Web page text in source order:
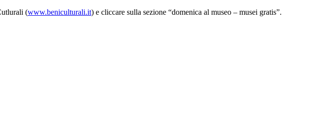
(www.beniculturali.it) e cliccare sulla sezione “domenica al museo – musei gratis”.